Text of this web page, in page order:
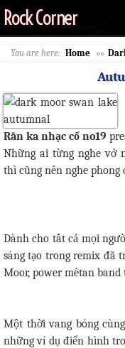
Rock Corner
You are here: Home »»
Rân ka nhạc cổ no19
Những ai từng nghe vở
thì cũng nên nghe phong
Dành cho tất cả mọi
sáng tạo trong remix đã
Moor, power mêtan
Một thời vang bóng
những ví dụ điển hình